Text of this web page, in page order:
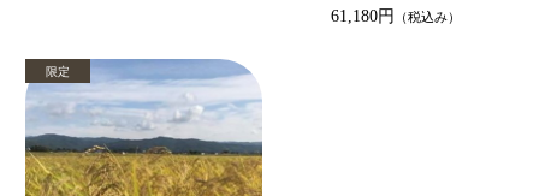
61,180円
（税込み）